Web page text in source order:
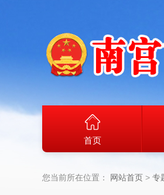
首页
您当前所在位置： 网站首页 专